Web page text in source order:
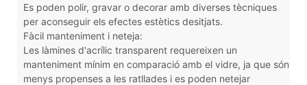
Es poden polir, gravar o decorar amb diverses tècniques
per aconseguir els efectes estètics desitjats.
Fàcil manteniment i neteja:
Les làmines d'acrílic transparent requereixen un
manteniment mínim en comparació amb el vidre, ja que són
menys propenses a les ratllades i es poden netejar